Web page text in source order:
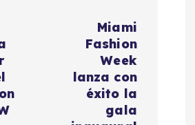
Miami
Fashion
Week
lanza con
éxito la
gala